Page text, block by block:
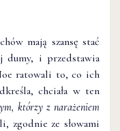
mają szansę stać
dumy, i przedstawia
ratowali to, co ich
chciała w ten
którzy z narażeniem
zgodnie ze słowami